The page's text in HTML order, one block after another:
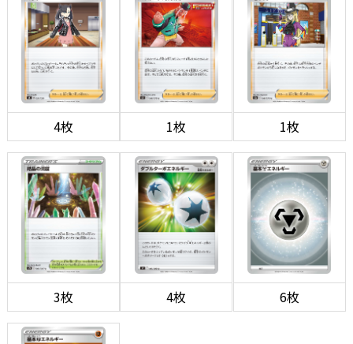
4枚 1枚 1枚
3枚 4枚 6枚